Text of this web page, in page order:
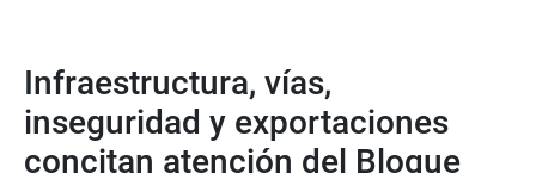
Infraestructura, vías,
inseguridad y exportaciones
concitan atención del Bloque